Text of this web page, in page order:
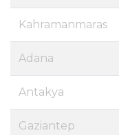
Kahramanmaras
Adana
Antakya
Gaziantep